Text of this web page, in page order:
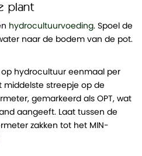
plant
hydrocultuurvoeding. Spoel de
naar de bodem van de pot.
hydrocultuur eenmaal per
streepje op de
gemarkeerd als OPT, wat
aangeeft. Laat tussen de
zakken tot het MIN-